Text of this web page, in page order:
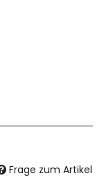
Frage zum Artikel